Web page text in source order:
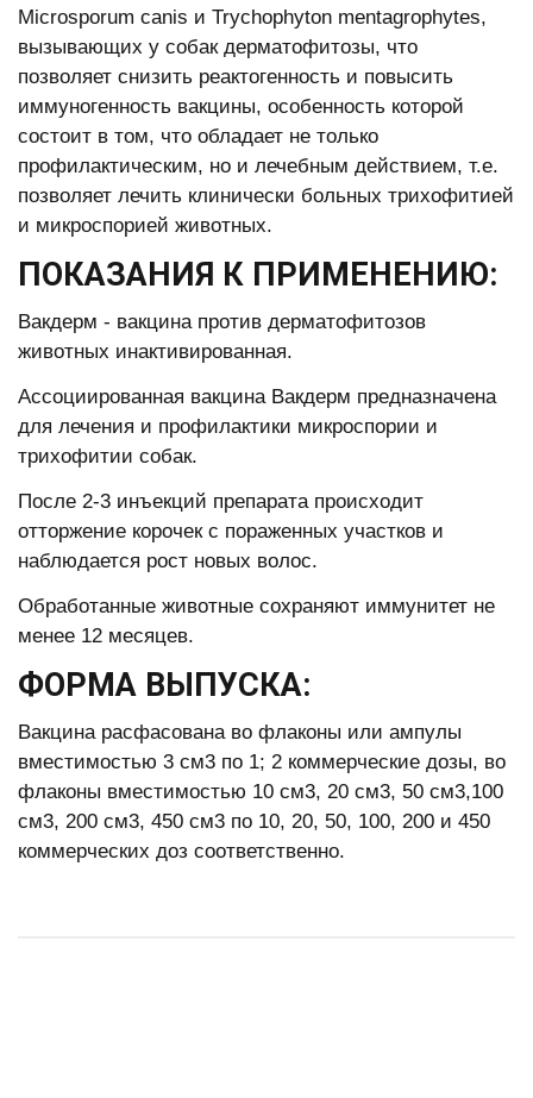
Miсrоsроrum сanis и Tryсhорhytоn mentagrорhytes,
вызывающих у собак дерматофитозы, что
позволяет снизить реактогенность и повысить
иммуногенность вакцины, особенность которой
состоит в том, что обладает не только
профилактическим, но и лечебным действием, т.е.
позволяет лечить клинически больных трихофитией
и микроспорией животных.
ПОКАЗАНИЯ К ПРИМЕНЕНИЮ:
Вакдерм - вакцина против дерматофитозов
животных инактивированная.
Ассоциированная вакцина Вакдерм предназначена
для лечения и профилактики микроспории и
трихофитии собак.
После 2-3 инъекций препарата происходит
отторжение корочек с пораженных участков и
наблюдается рост новых волос.
Обработанные животные сохраняют иммунитет не
менее 12 месяцев.
ФОРМА ВЫПУСКА:
Вакцина расфасована во флаконы или ампулы
вместимостью 3 см3 по 1; 2 коммерческие дозы, во
флаконы вместимостью 10 см3, 20 см3, 50 см3,100
см3, 200 см3, 450 см3 по 10, 20, 50, 100, 200 и 450
коммерческих доз соответственно.